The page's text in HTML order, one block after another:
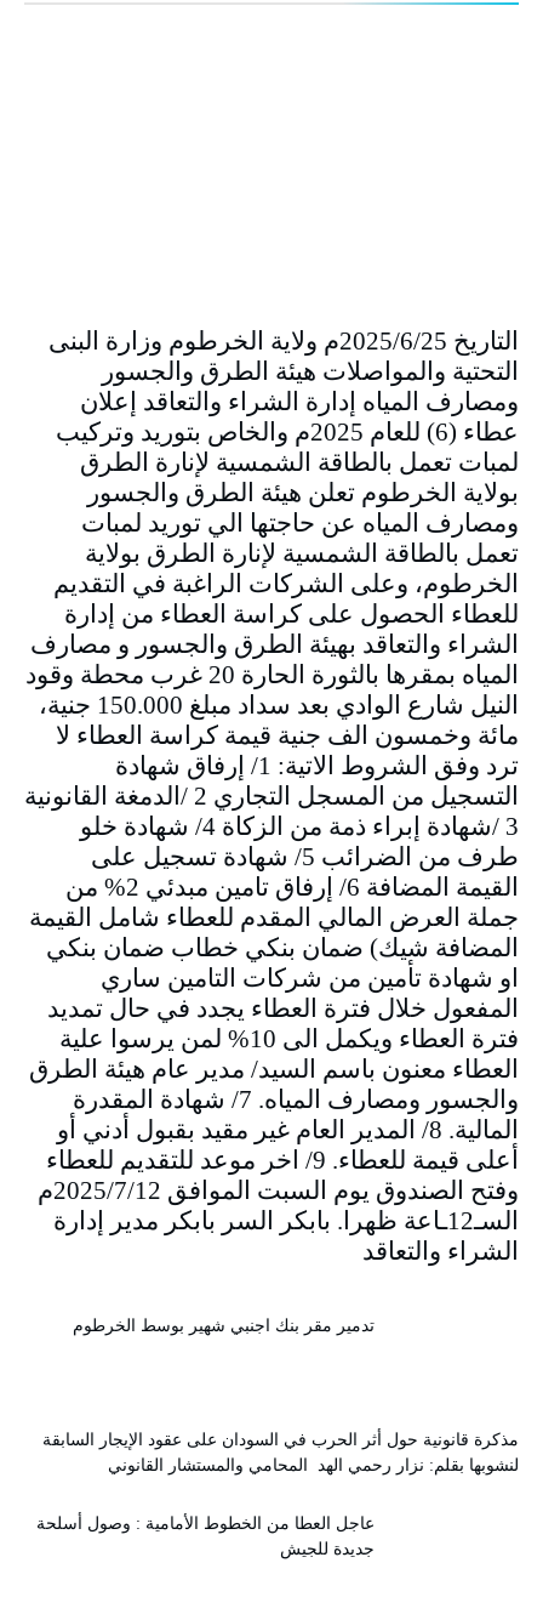
التاريخ 2025/6/25م ولاية الخرطوم وزارة البنى
التحتية والمواصلات هيئة الطرق والجسور
ومصارف المياه إدارة الشراء والتعاقد إعلان
عطاء (6) للعام 2025م والخاص بتوريد وتركيب
لمبات تعمل بالطاقة الشمسية لإنارة الطرق
بولاية الخرطوم تعلن هيئة الطرق والجسور
ومصارف المياه عن حاجتها الي توريد لمبات
تعمل بالطاقة الشمسية لإنارة الطرق بولاية
الخرطوم، وعلى الشركات الراغبة في التقديم
للعطاء الحصول على كراسة العطاء من إدارة
الشراء والتعاقد بهيئة الطرق والجسور و مصارف
المياه بمقرها بالثورة الحارة 20 غرب محطة وقود
النيل شارع الوادي بعد سداد مبلغ 150.000 جنية،
مائة وخمسون الف جنية قيمة كراسة العطاء لا
ترد وفق الشروط الاتية: 1/ إرفاق شهادة
التسجيل من المسجل التجاري 2 /الدمغة القانونية
3 /شهادة إبراء ذمة من الزكاة 4/ شهادة خلو
طرف من الضرائب 5/ شهادة تسجيل على
القيمة المضافة 6/ إرفاق تامين مبدئي 2% من
جملة العرض المالي المقدم للعطاء شامل القيمة
المضافة شيك) ضمان بنكي خطاب ضمان بنكي
او شهادة تأمين من شركات التامين ساري
المفعول خلال فترة العطاء يجدد في حال تمديد
فترة العطاء ويكمل الى 10% لمن يرسوا علية
العطاء معنون باسم السيد/ مدير عام هيئة الطرق
والجسور ومصارف المياه. 7/ شهادة المقدرة
المالية. 8/ المدير العام غير مقيد بقبول أدني أو
أعلى قيمة للعطاء. 9/ اخر موعد للتقديم للعطاء
وفتح الصندوق يوم السبت الموافق 2025/7/12م
السـ12ـاعة ظهرا. بابكر السر بابكر مدير إدارة
الشراء والتعاقد
تدمير مقر بنك اجنبي شهير بوسط الخرطوم
مذكرة قانونية حول أثر الحرب في السودان على عقود الإيجار السابقة
لنشوبها بقلم: نزار رحمي الهد المحامي والمستشار القانوني
عاجل العطا من الخطوط الأمامية : وصول أسلحة
جديدة للجيش